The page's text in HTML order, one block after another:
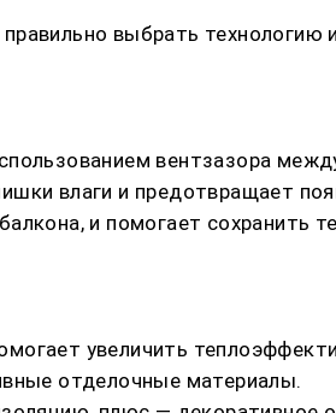
выбрать
вентзазора
влаги и предотвращает
и помогает сохранить
увеличить
отделочные материалы.